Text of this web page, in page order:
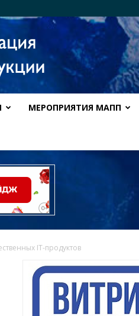
МЕРОПРИЯТИЯ МАПП
IT-продуктов